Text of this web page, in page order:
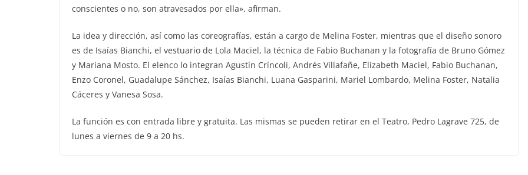
conscientes o no, son atravesados por ella», afirman.
La idea y dirección, así como las coreografías, están a cargo de Melina Foster, mientras que el diseño sonoro
es de Isaías Bianchi, el vestuario de Lola Maciel, la técnica de Fabio Buchanan y la fotografía de Bruno Gómez
y Mariana Mosto. El elenco lo integran Agustín Críncoli, Andrés Villafañe, Elizabeth Maciel, Fabio Buchanan,
Enzo Coronel, Guadalupe Sánchez, Isaías Bianchi, Luana Gasparini, Mariel Lombardo, Melina Foster, Natalia
Cáceres y Vanesa Sosa.
La función es con entrada libre y gratuita. Las mismas se pueden retirar en el Teatro, Pedro Lagrave 725, de
lunes a viernes de 9 a 20 hs.